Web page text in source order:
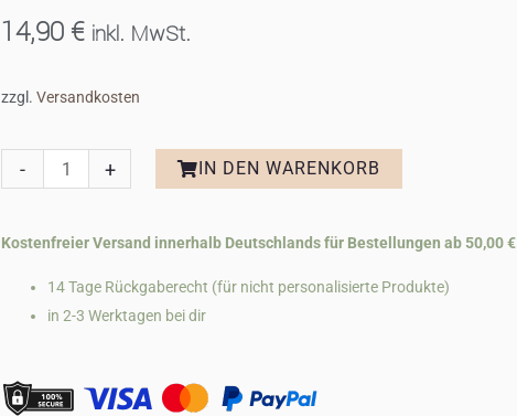
14,90 € inkl. MwSt.
zzgl. Versandkosten
-
Kindermemory
Waldmotiven
Menge
+ IN DEN WARENKORB
Kostenfreier Versand innerhalb Deutschlands für Bestellungen ab 50,00 €
14 Tage Rückgaberecht (für nicht personalisierte Produkte)
in 2-3 Werktagen bei dir